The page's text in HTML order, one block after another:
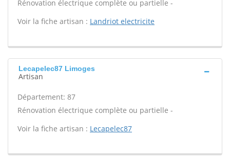
Rénovation électrique complète ou partielle -
Voir la fiche artisan : Landriot electricite
Lecapelec87 Limoges
Artisan
Département: 87
Rénovation électrique complète ou partielle -
Voir la fiche artisan : Lecapelec87